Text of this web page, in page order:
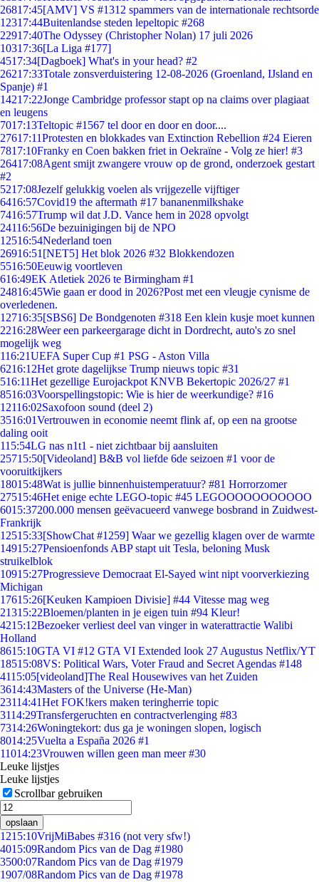
26817:45[AMV] VS #1312 spammers van de internationale rechtsorde
12317:44Buitenlandse steden lepeltopic #268
22917:40The Odyssey (Christopher Nolan) 17 juli 2026
10317:36[La Liga #177]
4517:34[Dagboek] What's in your head? #2
26217:33Totale zonsverduistering 12-08-2026 (Groenland, IJsland en
Spanje) #1
14217:22Jonge Cambridge professor stapt op na claims over plagiaat
en leugens
7017:13Teltopic #1567 tel door en door en door....
27617:11Protesten en blokkades van Extinction Rebellion #24 Eieren
7817:10Franky en Coen bakken friet in Oekraïne - Volg ze hier! #3
26417:08Agent smijt zwangere vrouw op de grond, onderzoek gestart
#2
5217:08Jezelf gelukkig voelen als vrijgezelle vijftiger
6416:57Covid19 the aftermath #17 bananenmilkshake
7416:57Trump wil dat J.D. Vance hem in 2028 opvolgt
24116:56De bezuinigingen bij de NPO
12516:54Nederland toen
26916:51 [NET5] Het blok 2026 #32 Blokkendozen
5516:50Eeuwig voortleven
616:49EK Atletiek 2026 te Birmingham #1
24816:45Wie gaan er dood in 2026?Post met een vleugje cynisme de
overledenen.
12716:35[SBS6] De Bondgenoten #318 Een klein kusje moet kunnen
2216:28Weer een parkeergarage dicht in Dordrecht, auto's zo snel
mogelijk weg
116:21UEFA Super Cup #1 PSG - Aston Villa
6216:12Het grote dagelijkse Trump nieuws topic #31
516:11Het gezellige Eurojackpot KNVB Bekertopic 2026/27 #1
8516:03Voorspellingstopic: Wie is hier de weerkundige? #16
12116:02Saxofoon sound (deel 2)
3516:01Vertrouwen in economie neemt flink af, op een na grootse
daling ooit
115:54LG nas n1t1 - niet zichtbaar bij aansluiten
25715:50[Videoland] B&B vol liefde 6de seizoen #1 voor de
vooruitkijkers
18015:48Wat is jullie binnenhuistemperatuur? #81 Horrorzomer
27515:46Het enige echte LEGO-topic #45 LEGOOOOOOOOOOO
6015:37200.000 mensen geëvacueerd vanwege bosbrand in Zuidwest-
Frankrijk
12515:33[ShowChat #1259] Waar we gezellig klagen over de warmte
14915:27Pensioenfonds ABP stapt uit Tesla, beloning Musk
struikelblok
10915:27Progressieve Democraat El-Sayed wint nipt voorverkiezing
Michigan
17615:26[Keuken Kampioen Divisie] #44 Vitesse mag weg
21315:22Bloemen/planten in je eigen tuin #94 Kleur!
4215:12Bezoeker verliest deel van vinger in waterattractie Walibi
Holland
8615:10GTA VI #12 GTA VI Extended look 27 Augustus Netflix/YT
18515:08VS: Political Wars, Voter Fraud and Secret Agendas #148
4115:05[videoland]The Real Housewives van het Zuiden
3614:43Masters of the Universe (He-Man)
23114:41Het FOK!kers maken teringherrie topic
3114:29Transfergeruchten en contractverlenging #83
7314:26Woningtekort: dus ga je woningen slopen, logisch
8014:25Vuelta a España 2026 #1
11014:23Vrouwen willen geen man meer #30
Leuke lijstjes
Leuke lijstjes
Scrollbar gebruiken
opslaan
1215:10VrijMiBabes #316 (not very sfw!)
4015:09Random Pics van de Dag #1980
3500:07Random Pics van de Dag #1979
1907/08Random Pics van de Dag #1978